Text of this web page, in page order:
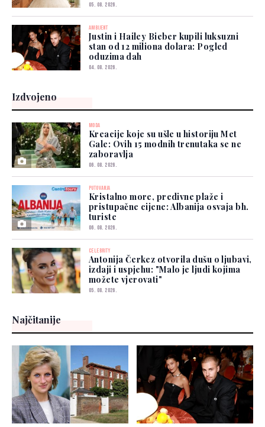
05. 08. 2026.
AMBIJENT
Justin i Hailey Bieber kupili luksuzni
stan od 12 miliona dolara: Pogled
oduzima dah
04. 08. 2026.
Izdvojeno
MODA
Kreacije koje su ušle u historiju Met
Gale: Ovih 15 modnih trenutaka se ne
zaboravlja
06. 08. 2026.
PUTOVANJA
Kristalno more, predivne plaže i
pristupačne cijene: Albanija osvaja bh.
turiste
06. 08. 2026.
CELEBRITY
Antonija Čerkez otvorila dušu o ljubavi,
izdaji i uspjehu: "Malo je ljudi kojima
možete vjerovati"
05. 08. 2026.
Najčitanije